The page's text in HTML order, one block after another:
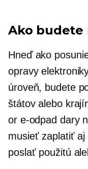
Ako budete
Hneď ako
opravy
úroveň, budete
štátov alebo
or e-odpad dary
musieť zaplatiť
poslať použitú